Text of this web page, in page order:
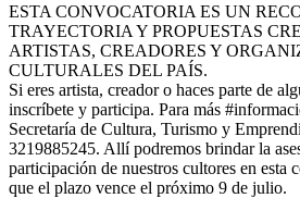
ESTA CONVOCATORIA ES UN
TRAYECTORIA Y PROPUESTAS
ARTISTAS, CREADORES Y
CULTURALES DEL PAÍS.
Si eres artista, creador o haces parte de
inscríbete y participa. Para más
Secretaría de Cultura, Turismo y
3219885245. Allí podremos brindar la
participación de nuestros cultores en esta
que el plazo vence el próximo 9 de julio.​